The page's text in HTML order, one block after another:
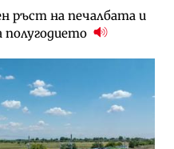
ръст на печалбата и
полугодието